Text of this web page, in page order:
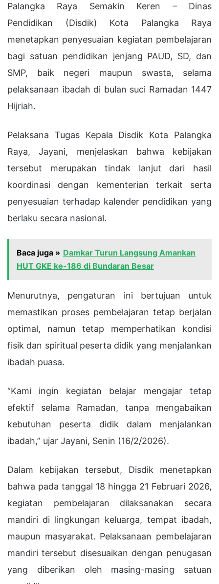
Palangka Raya Semakin Keren – Dinas
Pendidikan (Disdik) Kota Palangka Raya
menetapkan penyesuaian kegiatan pembelajaran
bagi satuan pendidikan jenjang PAUD, SD, dan
SMP, baik negeri maupun swasta, selama
pelaksanaan ibadah di bulan suci Ramadan 1447
Hijriah.
Pelaksana Tugas Kepala Disdik Kota Palangka
Raya, Jayani, menjelaskan bahwa kebijakan
tersebut merupakan tindak lanjut dari hasil
koordinasi dengan kementerian terkait serta
penyesuaian terhadap kalender pendidikan yang
berlaku secara nasional.
Baca juga » Damkar Turun Langsung Amankan
HUT GKE ke-186 di Bundaran Besar
Menurutnya, pengaturan ini bertujuan untuk
memastikan proses pembelajaran tetap berjalan
optimal, namun tetap memperhatikan kondisi
fisik dan spiritual peserta didik yang menjalankan
ibadah puasa.
“Kami ingin kegiatan belajar mengajar tetap
efektif selama Ramadan, tanpa mengabaikan
kebutuhan peserta didik dalam menjalankan
ibadah,” ujar Jayani, Senin (16/2/2026).
Dalam kebijakan tersebut, Disdik menetapkan
bahwa pada tanggal 18 hingga 21 Februari 2026,
kegiatan pembelajaran dilaksanakan secara
mandiri di lingkungan keluarga, tempat ibadah,
maupun masyarakat. Pelaksanaan pembelajaran
mandiri tersebut disesuaikan dengan penugasan
yang diberikan oleh masing-masing satuan